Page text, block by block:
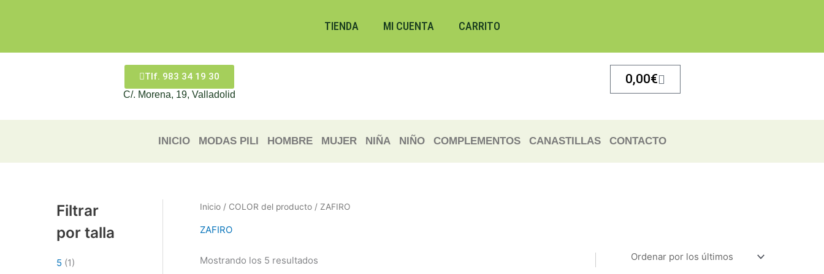
TIENDA MI CUENTA CARRITO
Tlf. 983 34 19 30
C/. Morena, 19, Valladolid
0,00€Carrito
INICIO MODAS PILI HOMBRE MUJER NIÑA NIÑO COMPLEMENTOS CANASTILLAS CONTACTO
Filtrar
por talla
5 (1)
Inicio / COLOR del producto / ZAFIRO
ZAFIRO
Mostrando los 5 resultados
los
últimos